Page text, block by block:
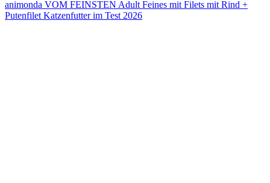
animonda VOM FEINSTEN Adult Feines mit Filets mit Rind +
Putenfilet Katzenfutter im Test 2026